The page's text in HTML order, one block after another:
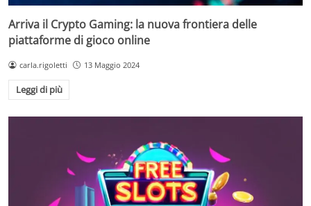
Arriva il Crypto Gaming: la nuova frontiera delle
piattaforme di gioco online
carla.rigoletti 13 Maggio 2024
Leggi di più